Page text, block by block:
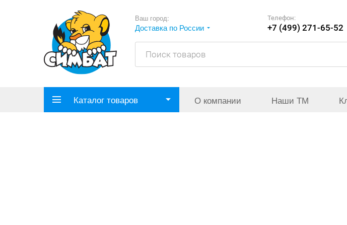
Ваш город:
Доставка по России
Телефон:
+7 (499) 271-65-52
Каталог товаров О компании Наши ТМ